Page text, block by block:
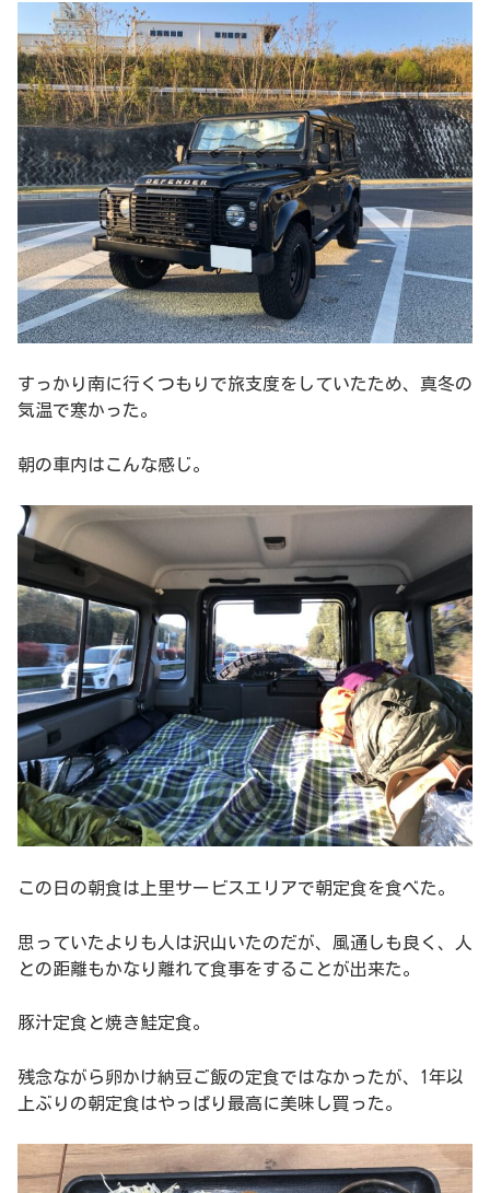
すっかり南に行くつもりで旅支度をしていたため、真冬の
気温で寒かった。
朝の車内はこんな感じ。
この日の朝食は上里サービスエリアで朝定食を食べた。
思っていたよりも人は沢山いたのだが、風通しも良く、人
との距離もかなり離れて食事をすることが出来た。
豚汁定食と焼き鮭定食。
残念ながら卵かけ納豆ご飯の定食ではなかったが、1年以
上ぶりの朝定食はやっぱり最高に美味し買った。